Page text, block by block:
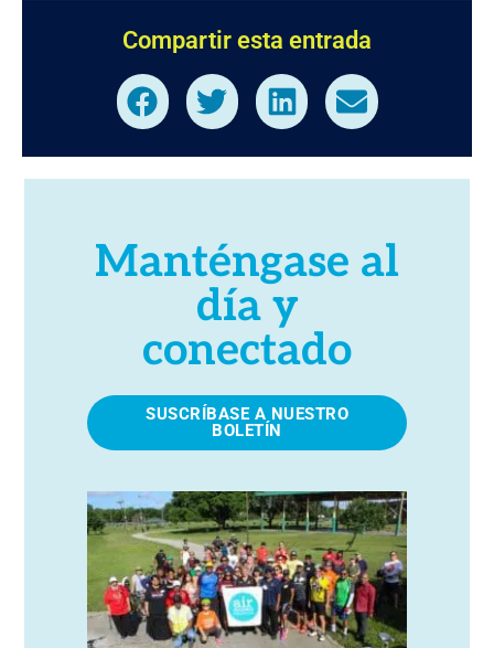
Compartir esta entrada
Manténgase al
día y
conectado
SUSCRÍBASE A NUESTRO
BOLETÍN